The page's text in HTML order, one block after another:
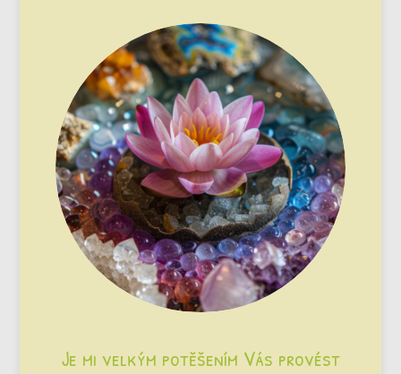
Je mi velkým potěšením Vás provést